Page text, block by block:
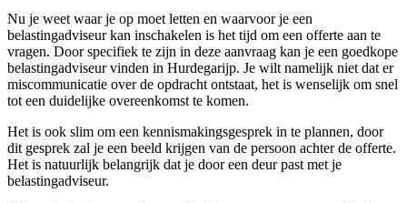
Nu je weet waar je op moet letten en waarvoor je een
belastingadviseur kan inschakelen is het tijd om een offerte aan te
vragen. Door specifiek te zijn in deze aanvraag kan je een goedkope
belastingadviseur vinden in Hurdegarijp. Je wilt namelijk niet dat er
miscommunicatie over de opdracht ontstaat, het is wenselijk om snel
tot een duidelijke overeenkomst te komen.
Het is ook slim om een kennismakingsgesprek in te plannen, door
dit gesprek zal je een beeld krijgen van de persoon achter de offerte.
Het is natuurlijk belangrijk dat je door een deur past met je
belastingadviseur.